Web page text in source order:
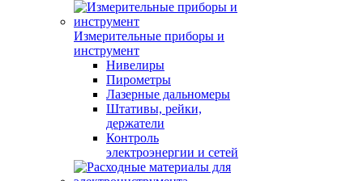
Измерительные приборы и
инструмент
Нивелиры
Пирометры
Лазерные дальномеры
Штативы, рейки,
держатели
Контроль
электроэнергии и сетей